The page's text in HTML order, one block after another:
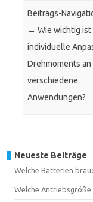
Beitrags-
← Wie wichtig ist
individuelle
Drehmoments an
verschiedene
Anwendungen?
Neueste Beiträge
Welche Batterien
Welche Antriebsgröße